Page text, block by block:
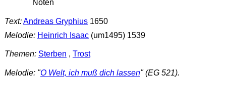
Noten
Text:Andreas Gryphius1650
Melodie: Heinrich Isaac(um1495) 1539
Themen: Sterben , Trost
Melodie: "O Welt, ich muß dich lassen" (EG 521).